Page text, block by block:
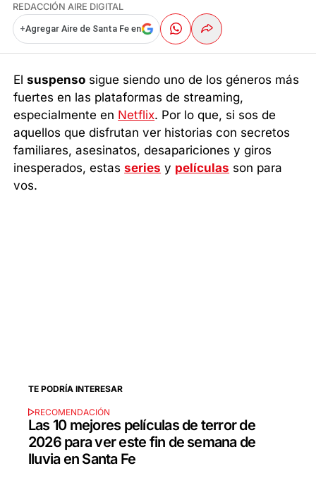
REDACCIÓN AIRE DIGITAL
+Agregar Aire de Santa Fe en
Elsuspenso sigue siendo uno de los géneros más
fuertes en las plataformas de streaming,
especialmente en Netflix. Por lo que, si sos de
aquellos que disfrutan ver historias con secretos
familiares, asesinatos, desapariciones y giros
inesperados, estasseries y películas son para
vos.
TE PODRÍA INTERESAR
RECOMENDACIÓN
Las 10 mejores películas de terror de
2026 para ver este fin de semana de
lluvia en Santa Fe